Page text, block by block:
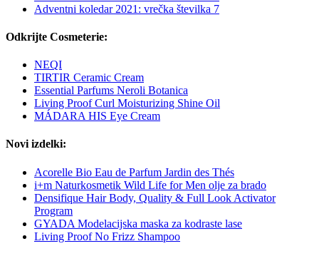
Adventni koledar 2021: vrečka številka 7
Odkrijte Cosmeterie:
NEQI
TIRTIR Ceramic Cream
Essential Parfums Neroli Botanica
Living Proof Curl Moisturizing Shine Oil
MÁDARA HIS Eye Cream
Novi izdelki:
Acorelle Bio Eau de Parfum Jardin des Thés
i+m Naturkosmetik Wild Life for Men olje za brado
Densifique Hair Body, Quality & Full Look Activator
Program
GYADA Modelacijska maska za kodraste lase
Living Proof No Frizz Shampoo